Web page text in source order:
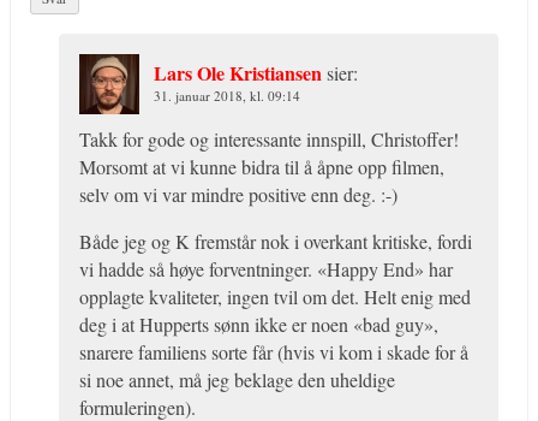
Lars Ole Kristiansensier:
31. januar 2018, kl. 09:14
Takk for gode og interessante innspill, Christoffer!
Morsomt at vi kunne bidra til å åpne opp filmen,
selv om vi var mindre positive enn deg. :-)
Både jeg og K fremstår nok i overkant kritiske, fordi
vi hadde så høye forventninger. «Happy End» har
opplagte kvaliteter, ingen tvil om det. Helt enig med
deg i at Hupperts sønn ikke er noen «bad guy»,
snarere familiens sorte får (hvis vi kom i skade for å
si noe annet, må jeg beklage den uheldige
formuleringen).